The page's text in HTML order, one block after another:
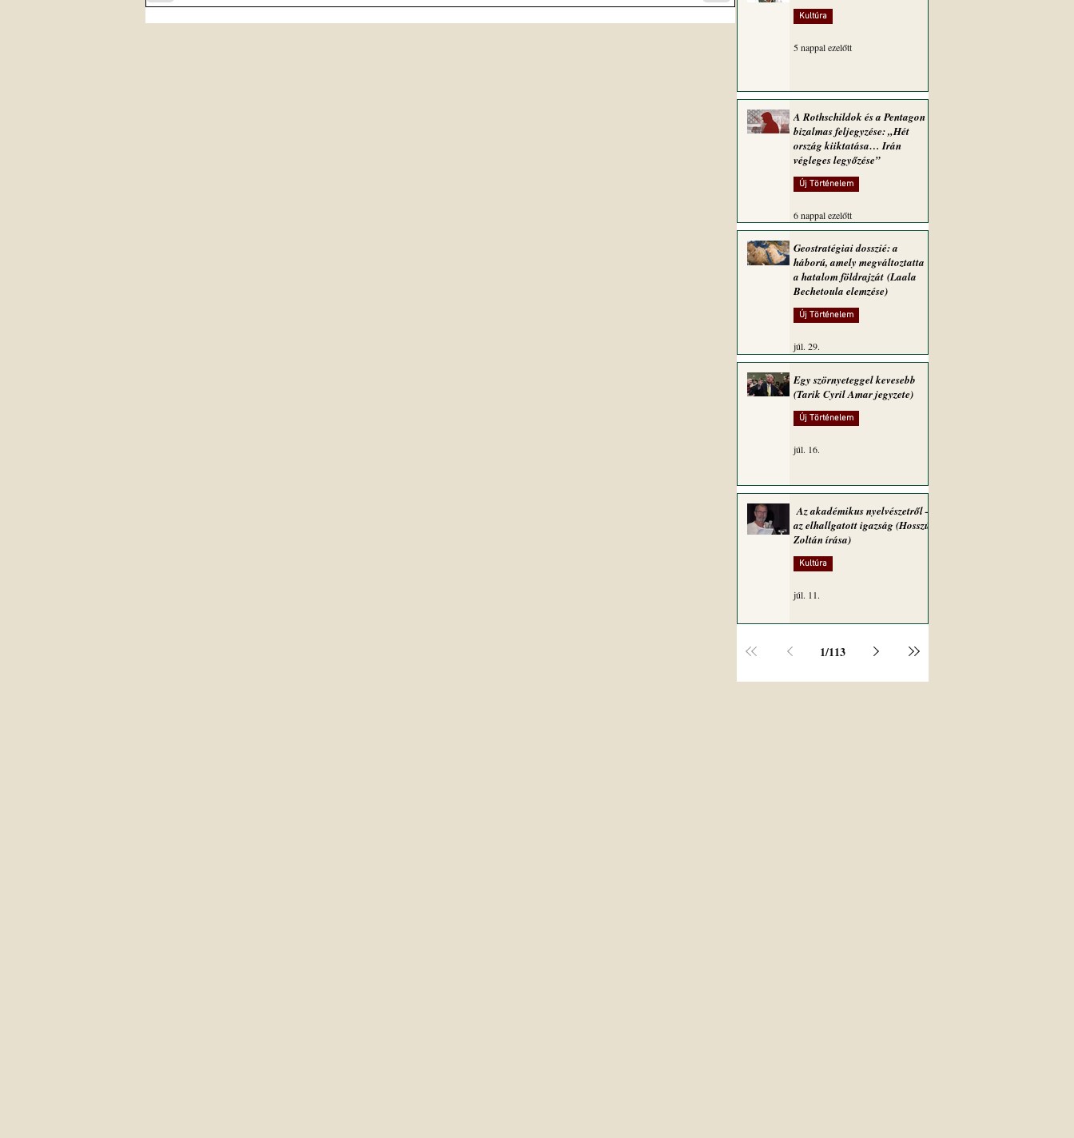
Kultúra
5 nappal ezelőtt
A Rothschildok és a Pentagon
bizalmas feljegyzése: „Hét
ország kiiktatása… Irán
végleges legyőzése”
Új Történelem
6 nappal ezelőtt
Geostratégiai dosszié: a
háború, amely megváltoztatta
a hatalom földrajzát (Laala
Bechetoula elemzése)
Új Történelem
júl. 29.
Egy szörnyeteggel kevesebb
(Tarik Cyril Amar jegyzete)
Új Történelem
júl. 16.
Az akadémikus nyelvészetről –
az elhallgatott igazság (Hosszú
Zoltán írása)
Kultúra
júl. 11.
1/113